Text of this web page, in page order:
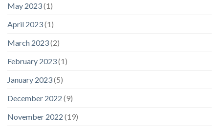
May 2023(1)
April 2023(1)
March 2023(2)
February 2023(1)
January 2023(5)
December 2022 (9)
November 2022 (19)